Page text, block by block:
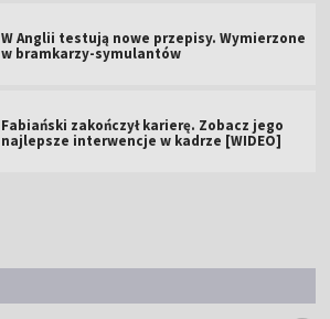
W Anglii testują nowe przepisy. Wymierzone
w bramkarzy-symulantów
Fabiański zakończył karierę. Zobacz jego
najlepsze interwencje w kadrze [WIDEO]